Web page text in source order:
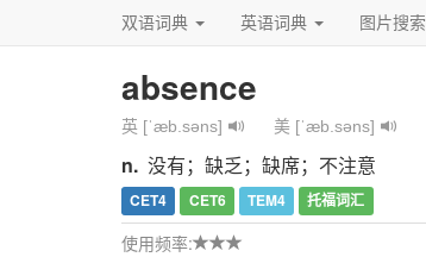
双语词典 英语词典 图片搜索
absence
英 [ˈæb.səns] 美 [ˈæb.səns]
n. 没有；缺乏；缺席；不注意
CET4 CET6 TEM4 托福词汇
使用频率: